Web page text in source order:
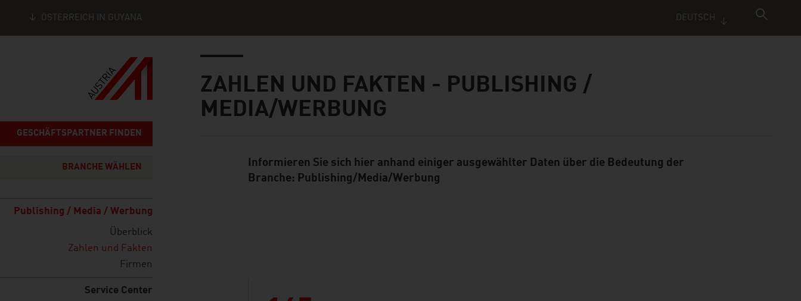
DEUTSCH
ÖSTERREICH IN GUYANA
GESCHÄFTSPARTNER FINDEN
BRANCHE WÄHLEN
Publishing / Media / Werbung
Überblick
Zahlen und Fakten
Firmen
Service Center
ZAHLEN UND FAKTEN - PUBLISHING /
MEDIA/WERBUNG
Standard Content Module
Informieren Sie sich hier anhand einiger ausgewählter Daten über die Bedeutung der
Branche: Publishing/Media/Werbung